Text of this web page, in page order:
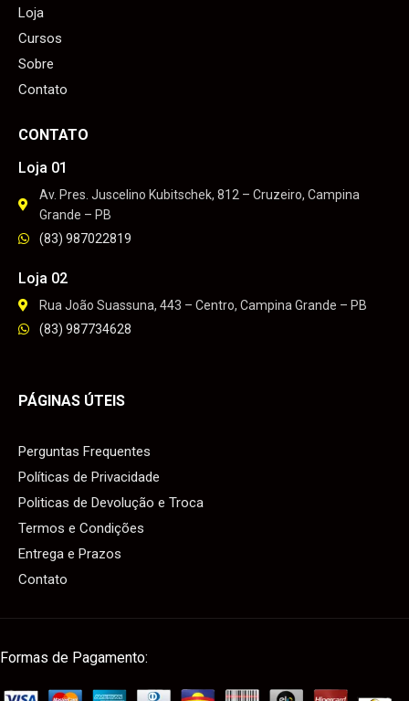
Loja
Cursos
Sobre
Contato
CONTATO
Loja 01
Av. Pres. Juscelino Kubitschek, 812 – Cruzeiro, Campina
Grande – PB
(83) 987022819
Loja 02
Rua João Suassuna, 443 – Centro, Campina Grande – PB
(83) 987734628
PÁGINAS ÚTEIS
Perguntas Frequentes
Políticas de Privacidade
Politicas de Devolução e Troca
Termos e Condições
Entrega e Prazos
Contato
Formas de Pagamento: